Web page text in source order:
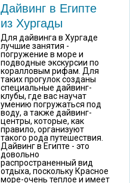
Дайвинг в Египте
из Хургады
Для дайвинга в Хургаде
лучшие занятия -
погружение в море и
подводные экскурсии по
коралловым рифам. Для
таких прогулок созданы
специальные дайвинг-
клубы, где вас научат
умению погружаться под
воду, а также дайвинг-
центры, которые, как
правило, организуют
такого рода путешествия.
Дайвинг в Египте - это
довольно
распространенный вид
отдыха, поскольку Красное
море-очень теплое и имеет